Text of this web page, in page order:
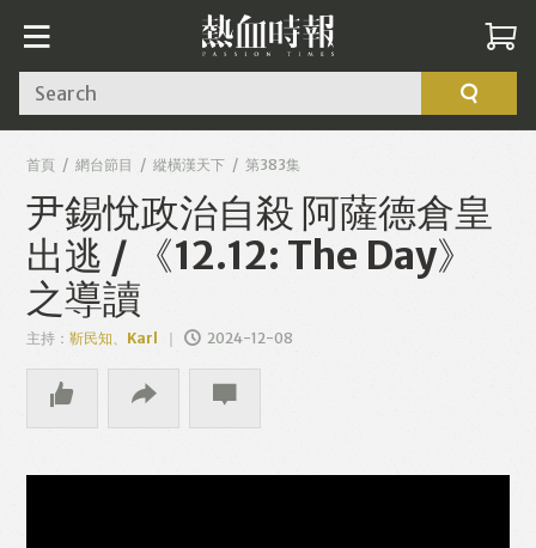
Search
首頁 網台節目 縱橫漢天下 第383集
尹錫悅政治自殺 阿薩德倉皇
出逃 / 《12.12: The Day》
之導讀
主持：靳民知、Karl 2024-12-08